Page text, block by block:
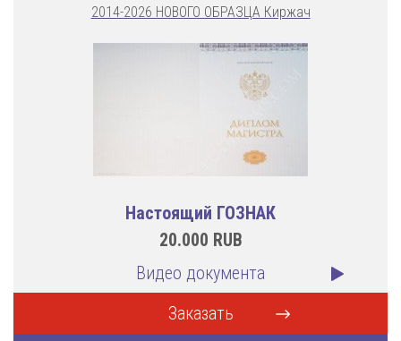
2014-2026 НОВОГО ОБРАЗЦА Киржач
Настоящий ГОЗНАК
20.000 RUB
Видео документа
Заказать